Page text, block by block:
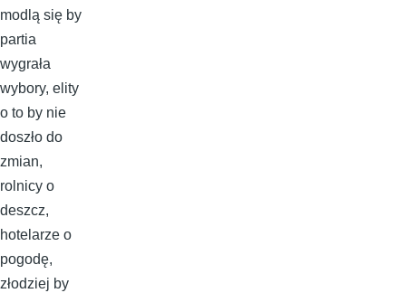
modlą się by
partia
wygrała
wybory, elity
o to by nie
doszło do
zmian,
rolnicy o
deszcz,
hotelarze o
pogodę,
złodziej by